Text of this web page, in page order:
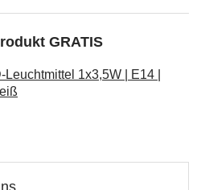
GRATIS
1x3,5W | E14 |